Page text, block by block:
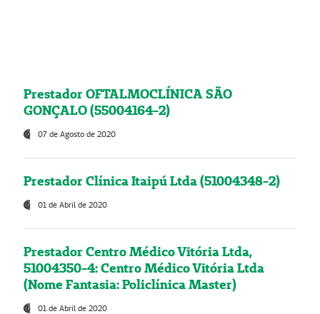
Prestador OFTALMOCLÍNICA SÃO
GONÇALO (55004164-2)
07 de Agosto de 2020
Prestador Clínica Itaipú Ltda (51004348-2)
01 de Abril de 2020
Prestador Centro Médico Vitória Ltda,
51004350-4: Centro Médico Vitória Ltda
(Nome Fantasia: Policlínica Master)
01 de Abril de 2020